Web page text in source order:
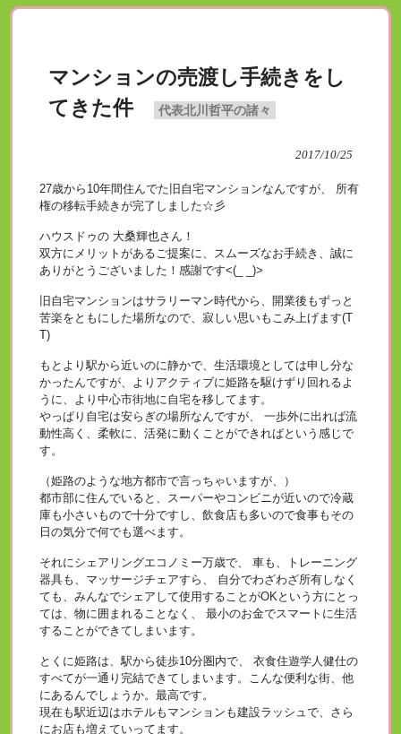
マンションの売渡し手続きをし
てきた件
代表北川哲平の諸々
2017/10/25
27歳から10年間住んでた旧自宅マンションなんですが、 所有
権の移転手続きが完了しました☆彡
ハウスドゥの 大桑輝也さん！
双方にメリットがあるご提案に、スムーズなお手続き、誠に
ありがとうございました！感謝です<(_ _)>
旧自宅マンションはサラリーマン時代から、開業後もずっと
苦楽をともにした場所なので、寂しい思いもこみ上げます(T
T)
もとより駅から近いのに静かで、生活環境としては申し分な
かったんですが、よりアクティブに姫路を駆けずり回れるよ
うに、より中心市街地に自宅を移してます。
やっぱり自宅は安らぎの場所なんですが、 一歩外に出れば流
動性高く、柔軟に、活発に動くことができればという感じで
す。
（姫路のような地方都市で言っちゃいますが、）
都市部に住んでいると、スーパーやコンビニが近いので冷蔵
庫も小さいもので十分ですし、飲食店も多いので食事もその
日の気分で何でも選べます。
それにシェアリングエコノミー万歳で、 車も、トレーニング
器具も、マッサージチェアすら、 自分でわざわざ所有しなく
ても、みんなでシェアして使用することがOKという方にとっ
ては、物に囲まれることなく、 最小のお金でスマートに生活
することができてしまいます。
とくに姫路は、駅から徒歩10分圏内で、 衣食住遊学人健仕の
すべてが一通り完結できてしまいます。こんな便利な街、他
にあるんでしょうか。最高です。
現在も駅近辺はホテルもマンションも建設ラッシュで、さら
にお店も増えていってます。